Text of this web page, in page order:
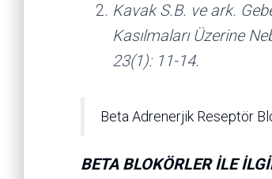
Kavak S.B. ve ark.
Kasılmaları Üzerine
23(1): 11-14.
Beta Adrenerjik Reseptör
BETA BLOKÖRLER İLE